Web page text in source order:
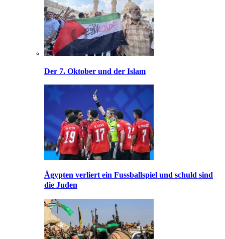
Der 7. Oktober und der Islam
Ägypten verliert ein Fussballspiel und schuld sind
die Juden